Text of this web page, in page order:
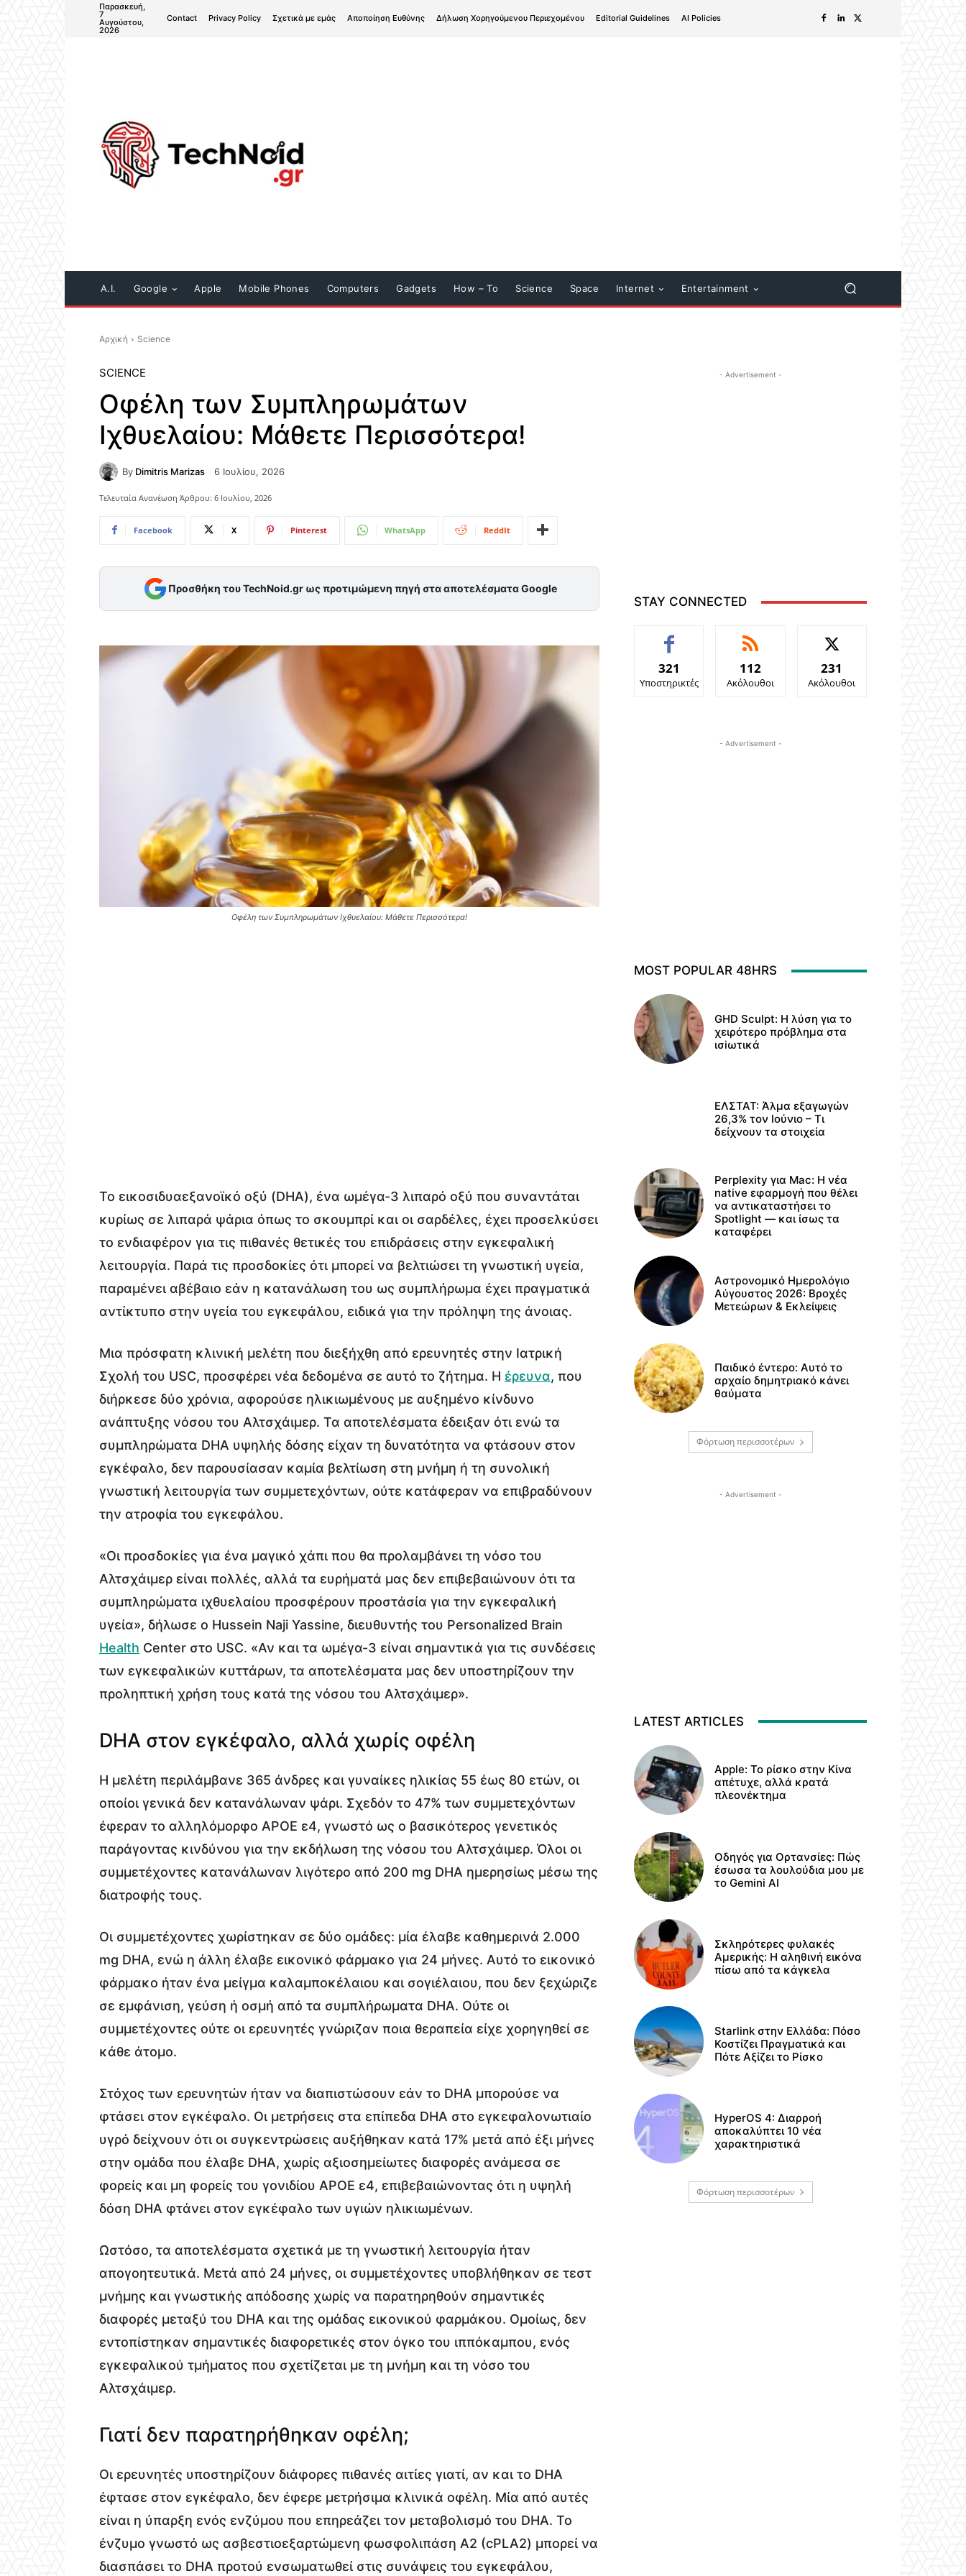
Παρασκευή,
7
Αυγούστου,
2026
Contact Privacy Policy Σχετικά με εμάς Αποποίηση Ευθύνης Δήλωση Χορηγούμενου Περιεχομένου Editorial Guidelines AI Policies
A.I. Google Apple Mobile Phones Computers Gadgets How – To Science Space Internet Entertainment
Αρχική Science
SCIENCE
Οφέλη των Συμπληρωμάτων
Ιχθυελαίου: Μάθετε Περισσότερα!
By Dimitris Marizas 6 Ιουλίου, 2026
Τελευταία Ανανέωση Άρθρου: 6 Ιουλίου, 2026
Facebook X Pinterest WhatsApp ReddIt
Προσθήκη του TechNoid.gr ως προτιμώμενη πηγή στα αποτελέσματα Google
Οφέλη των Συμπληρωμάτων Ιχθυελαίου: Μάθετε Περισσότερα!
Το εικοσιδυαεξανοϊκό οξύ (DHA), ένα ωμέγα-3 λιπαρό οξύ που συναντάται
κυρίως σε λιπαρά ψάρια όπως το σκουμπρί και οι σαρδέλες, έχει προσελκύσει
το ενδιαφέρον για τις πιθανές θετικές του επιδράσεις στην εγκεφαλική
λειτουργία. Παρά τις προσδοκίες ότι μπορεί να βελτιώσει τη γνωστική υγεία,
παραμένει αβέβαιο εάν η κατανάλωση του ως συμπλήρωμα έχει πραγματικά
αντίκτυπο στην υγεία του εγκεφάλου, ειδικά για την πρόληψη της άνοιας.
Μια πρόσφατη κλινική μελέτη που διεξήχθη από ερευνητές στην Ιατρική
Σχολή του USC, προσφέρει νέα δεδομένα σε αυτό το ζήτημα. Η έρευνα, που
διήρκεσε δύο χρόνια, αφορούσε ηλικιωμένους με αυξημένο κίνδυνο
ανάπτυξης νόσου του Αλτσχάιμερ. Τα αποτελέσματα έδειξαν ότι ενώ τα
συμπληρώματα DHA υψηλής δόσης είχαν τη δυνατότητα να φτάσουν στον
εγκέφαλο, δεν παρουσίασαν καμία βελτίωση στη μνήμη ή τη συνολική
γνωστική λειτουργία των συμμετεχόντων, ούτε κατάφεραν να επιβραδύνουν
την ατροφία του εγκεφάλου.
«Οι προσδοκίες για ένα μαγικό χάπι που θα προλαμβάνει τη νόσο του
Αλτσχάιμερ είναι πολλές, αλλά τα ευρήματά μας δεν επιβεβαιώνουν ότι τα
συμπληρώματα ιχθυελαίου προσφέρουν προστάσία για την εγκεφαλική
υγεία», δήλωσε ο Hussein Naji Yassine, διευθυντής του Personalized Brain
Health Center στο USC. «Αν και τα ωμέγα-3 είναι σημαντικά για τις συνδέσεις
των εγκεφαλικών κυττάρων, τα αποτελέσματα μας δεν υποστηρίζουν την
προληπτική χρήση τους κατά της νόσου του Αλτσχάιμερ».
DHA στον εγκέφαλο, αλλά χωρίς οφέλη
Η μελέτη περιλάμβανε 365 άνδρες και γυναίκες ηλικίας 55 έως 80 ετών, οι
οποίοι γενικά δεν κατανάλωναν ψάρι. Σχεδόν το 47% των συμμετεχόντων
έφεραν το αλληλόμορφο APOE ε4, γνωστό ως ο βασικότερος γενετικός
παράγοντας κινδύνου για την εκδήλωση της νόσου του Αλτσχάιμερ. Όλοι οι
συμμετέχοντες κατανάλωναν λιγότερο από 200 mg DHA ημερησίως μέσω της
διατροφής τους.
Οι συμμετέχοντες χωρίστηκαν σε δύο ομάδες: μία έλαβε καθημερινά 2.000
mg DHA, ενώ η άλλη έλαβε εικονικό φάρμακο για 24 μήνες. Αυτό το εικονικό
φάρμακο ήταν ένα μείγμα καλαμποκέλαιου και σογιέλαιου, που δεν ξεχώριζε
σε εμφάνιση, γεύση ή οσμή από τα συμπλήρωματα DHA. Ούτε οι
συμμετέχοντες ούτε οι ερευνητές γνώριζαν ποια θεραπεία είχε χορηγηθεί σε
κάθε άτομο.
Στόχος των ερευνητών ήταν να διαπιστώσουν εάν το DHA μπορούσε να
φτάσει στον εγκέφαλο. Οι μετρήσεις στα επίπεδα DHA στο εγκεφαλονωτιαίο
υγρό δείχνουν ότι οι συγκεντρώσεις αυξήθηκαν κατά 17% μετά από έξι μήνες
στην ομάδα που έλαβε DHA, χωρίς αξιοσημείωτες διαφορές ανάμεσα σε
φορείς και μη φορείς του γονιδίου APOE ε4, επιβεβαιώνοντας ότι η υψηλή
δόση DHA φτάνει στον εγκέφαλο των υγιών ηλικιωμένων.
Ωστόσο, τα αποτελέσματα σχετικά με τη γνωστική λειτουργία ήταν
απογοητευτικά. Μετά από 24 μήνες, οι συμμετέχοντες υποβλήθηκαν σε τεστ
μνήμης και γνωστικής απόδοσης χωρίς να παρατηρηθούν σημαντικές
διαφορές μεταξύ του DHA και της ομάδας εικονικού φαρμάκου. Ομοίως, δεν
εντοπίστηκαν σημαντικές διαφορετικές στον όγκο του ιππόκαμπου, ενός
εγκεφαλικού τμήματος που σχετίζεται με τη μνήμη και τη νόσο του
Αλτσχάιμερ.
Γιατί δεν παρατηρήθηκαν οφέλη;
Οι ερευνητές υποστηρίζουν διάφορες πιθανές αιτίες γιατί, αν και το DHA
έφτασε στον εγκέφαλο, δεν έφερε μετρήσιμα κλινικά οφέλη. Μία από αυτές
είναι η ύπαρξη ενός ενζύμου που επηρεάζει τον μεταβολισμό του DHA. Το
ένζυμο γνωστό ως ασβεστιοεξαρτώμενη φωσφολιπάση Α2 (cPLA2) μπορεί να
διασπάσει το DHA προτού ενσωματωθεί στις συνάψεις του εγκεφάλου,
- Advertisement -
STAY CONNECTED
321
Υποστηρικτές
112
Ακόλουθοι
231
Ακόλουθοι
- Advertisement -
MOST POPULAR 48HRS
GHD Sculpt: Η λύση για το
χειρότερο πρόβλημα στα
ισiωτικά
ΕΛΣΤΑΤ: Άλμα εξαγωγών
26,3% τον Ιούνιο – Τι
δείχνουν τα στοιχεία
Perplexity για Mac: Η νέα
native εφαρμογή που θέλει
να αντικαταστήσει το
Spotlight — και ίσως τα
καταφέρει
Αστρονομικό Ημερολόγιο
Αύγουστος 2026: Βροχές
Μετεώρων & Εκλείψεις
Παιδικό έντερο: Αυτό το
αρχαίο δημητριακό κάνει
θαύματα
Φόρτωση περισσοτέρων
- Advertisement -
LATEST ARTICLES
Apple: Το ρίσκο στην Κίνα
απέτυχε, αλλά κρατά
πλεονέκτημα
Οδηγός για Ορτανσίες: Πώς
έσωσα τα λουλούδια μου με
το Gemini AI
Σκληρότερες φυλακές
Αμερικής: Η αληθινή εικόνα
πίσω από τα κάγκελα
Starlink στην Ελλάδα: Πόσο
Κοστίζει Πραγματικά και
Πότε Αξίζει το Ρίσκο
HyperOS 4: Διαρροή
αποκαλύπτει 10 νέα
χαρακτηριστικά
Φόρτωση περισσοτέρων